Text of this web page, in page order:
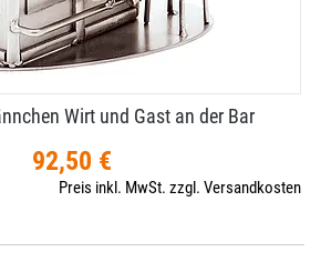
Wirt und Gast an der Bar
92,50 €
Preis inkl. MwSt. zzgl. Versandkosten